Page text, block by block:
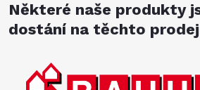
Některé naše produkty
dostání na těchto